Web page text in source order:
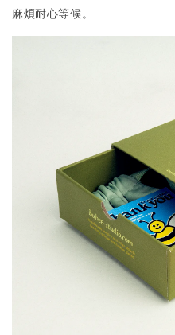
麻煩耐心等候。